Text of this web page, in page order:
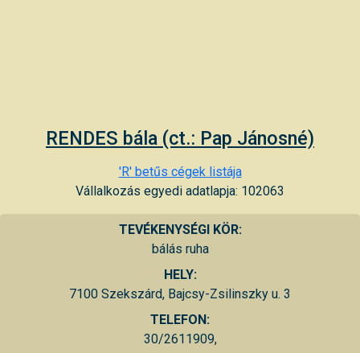
RENDES bála (ct.: Pap Jánosné)
'R' betűs cégek listája
Vállalkozás egyedi adatlapja: 102063
TEVÉKENYSÉGI KÖR:
bálás ruha
HELY:
7100 Szekszárd, Bajcsy-Zsilinszky u. 3
TELEFON:
30/2611909,